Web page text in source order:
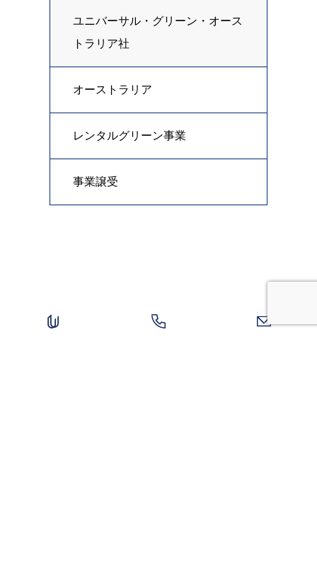
ユニバーサル・グリーン・オース
トラリア社
オーストラリア
レンタルグリーン事業
事業譲受